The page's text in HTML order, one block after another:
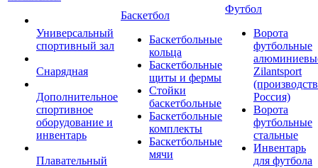
Универсальный
спортивный зал
Снарядная
Дополнительное
спортивное
оборудование и
инвентарь
Плавательный
Баскетбол
Баскетбольные
кольца
Баскетбольные
щиты и фермы
Стойки
баскетбольные
Баскетбольные
комплекты
Баскетбольные
мячи
Футбол
Ворота
футбольные
Zilantsport
Россия)
Ворота
футбольные
стальные
Инвентарь
для футбола